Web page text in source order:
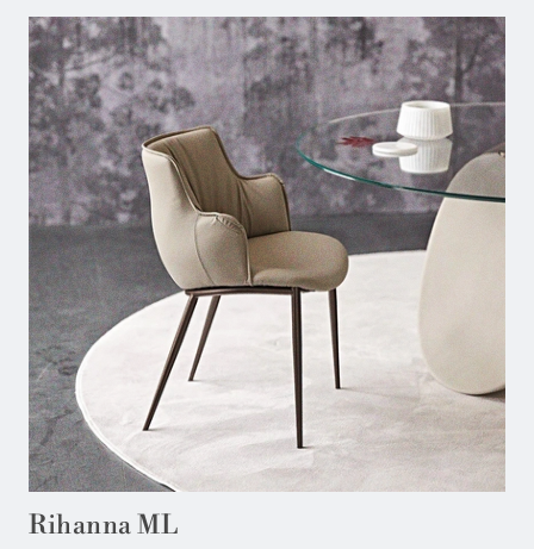
Rihanna ML